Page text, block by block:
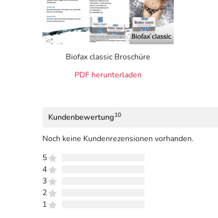
Biofax classic Broschüre
PDF herunterladen
Kundenbewertung10
Noch keine Kundenrezensionen vorhanden.
5
4
3
2
1